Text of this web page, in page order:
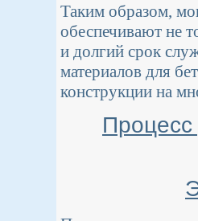
Таким образом,
обеспечивают не
и долгий срок
материалов для
конструкции на
Процесс